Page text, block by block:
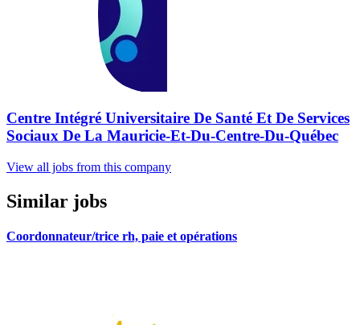
Centre Intégré Universitaire De Santé Et De Services
Sociaux De La Mauricie-Et-Du-Centre-Du-Québec
View all jobs from this company
Similar jobs
Coordonnateur/trice rh, paie et opérations